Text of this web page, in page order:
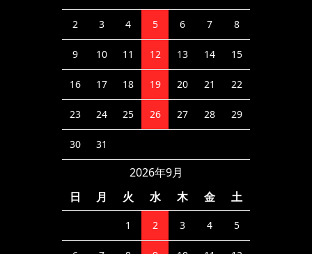
2 3 4 5 6 7 8
9 10 11 12 13 14 15
16 17 18 19 20 21 22
23 24 25 26 27 28 29
30 31
2026年9月
日
月 火 水 木 金 土
1 2 3 4 5